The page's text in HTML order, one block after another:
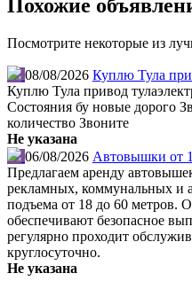
Похожие
Посмотрите некоторые из
08/08/2026 Куплю Тула
Куплю Тула привод
Состояния бу новые дорого
количество Звоните
Не указана
06/08/2026 Автовышки от
Предлагаем аренду
рекламных, коммунальных и
подъема от 18 до 60 метров.
обеспечивают безопасное
регулярно проходит
круглосуточно.
Не указана